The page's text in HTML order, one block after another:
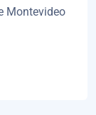
Montevideo